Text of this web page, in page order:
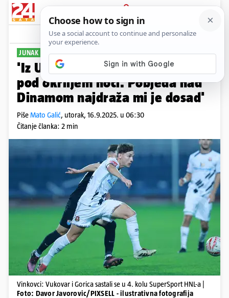
PRIJAVA
Sport Komentari
JUNAK GORICE ZA 24SATA PLUS+
'Iz Ukrajine sam izašao vlakom
pod okriljem noći. Pobjeda nad
Dinamom najdraža mi je dosad'
PišeMato Galić, utorak, 16.9.2025. u 06:30
Čitanje članka: 2 min
Vinkovci: Vukovar i Gorica sastali se u 4. kolu SuperSport HNL-a |
Foto: Davor Javorovic/PIXSELL - ilustrativna fotografija